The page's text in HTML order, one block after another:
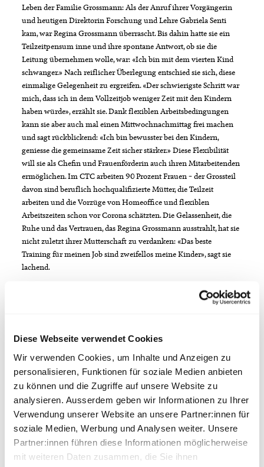
Diese Webseite verwendet Cookies
Wir verwenden Cookies, um Inhalte und Anzeigen zu
personalisieren, Funktionen für soziale Medien anbieten
zu können und die Zugriffe auf unsere Website zu
analysieren. Ausserdem geben wir Informationen zu Ihrer
Verwendung unserer Website an unsere Partner:innen für
soziale Medien, Werbung und Analysen weiter. Unsere
Partner:innen führen diese Informationen möglicherweise
mit weiteren Daten zusammen, die Sie ihnen
Leben der Familie Grossmann: Als der Anruf ihrer Vorgängerin
und heutigen Direktorin Forschung und Lehre Gabriela Senti
kam, war Regina Grossmann überrascht. Bis dahin hatte sie ein
Teilzeitpensum inne und ihre spontane Antwort, ob sie die
Leitung übernehmen wolle, war: «Ich bin mit dem vierten Kind
schwanger.» Nach reiflicher Überlegung entschied sie sich, diese
einmalige Gelegenheit zu ergreifen. «Der schwierigste Schritt war
mich, dass ich in dem Vollzeitjob weniger Zeit mit den Kindern
haben würde», erzählt sie. Dank flexiblen Arbeitsbedingungen
kann sie aber auch mal einen Mittwochnachmittag frei machen
und sagt rückblickend: «Ich bin bewusster bei den Kindern,
geniesse die gemeinsame Zeit sicher stärker.» Diese Flexibilität
will sie als Chefin und Frauenförderin auch ihren Mitarbeitenden
ermöglichen. Im CTC arbeiten 90 Prozent Frauen – der Grossteil
davon sind beruflich hochqualifizierte Mütter, die Teilzeit
arbeiten und die Vorzüge von Homeoffice und flexiblen
Arbeitszeiten schon vor Corona schätzten. Die Gelassenheit, die
Ruhe und das Vertrauen, das Regina Grossmann ausstrahlt, hat sie
nicht zuletzt ihrer Mutterschaft zu verdanken: «Das beste
Training für meinen Job sind zweifellos meine Kinder», sagt sie
lachend.
«Ich arbeite mit Herz und Verstand»
Zeit ist Mangelware im Leben von Jorina Zehnder. Wenn es aber
um die Mitarbeitenden geht, die ihr unterstellt sind, hat sie immer
ein offenes Ohr. «Kommunikation ist mir extrem wichtig. Wenn
der Schuh drückt, bin ich da», erklärt die Geschäftsführerin der
Versicherungsbroker Macam und VCW. Sie hat eine klare Linie,
kommuniziert offen und ehrlich – aber immer wertschätzend. In